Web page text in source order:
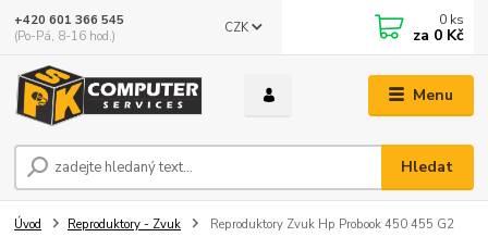
Menu
CZK
Hledat
+420 601 366 545
(Po-Pá, 8-16 hod.)
0 ks
za 0 Kč
Úvod Reproduktory - Zvuk Reproduktory Zvuk Hp Probook 450 455 G2